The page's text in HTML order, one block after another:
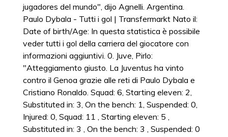
jugadores del mundo", dijo Agnelli. Argentina.
Paulo Dybala - Tutti i gol | Transfermarkt Nato il:
Date of birth/Age: In questa statistica è possibile
veder tutti i gol della carriera del giocatore con
informazioni aggiuntivi. 0. Juve, Pirlo:
"Atteggiamento giusto. La Juventus ha vinto
contro il Genoa grazie alle reti di Paulo Dybala e
Cristiano Ronaldo. Squad: 6, Starting eleven: 2,
Substituted in: 3, On the bench: 1, Suspended: 0,
Injured: 0, Squad: 11 , Starting eleven: 5 ,
Substituted in: 3 , On the bench: 3 , Suspended: 0